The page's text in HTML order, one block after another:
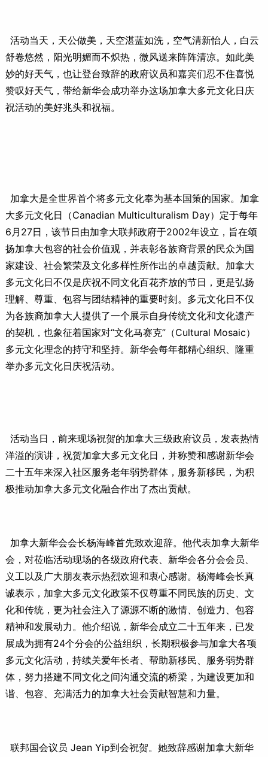
活动当天，天公做美，天空湛蓝如洗，空气清新怡人，白云
舒卷悠然，阳光明媚而不炽热，微风送来阵阵清凉。如此美
妙的好天气，也让登台致辞的政府议员和嘉宾们忍不住喜悦
赞叹好天气，带给新华会成功举办这场加拿大多元文化日庆
祝活动的美好兆头和祝福。
加拿大是全世界首个将多元文化奉为基本国策的国家。加拿
大多元文化日（Canadian Multiculturalism Day）定于每年
6月27日，该节日由加拿大联邦政府于2002年设立，旨在颂
扬加拿大包容的社会价值观，并表彰各族裔背景的民众为国
家建设、社会繁荣及文化多样性所作出的卓越贡献。加拿大
多元文化日不仅是庆祝不同文化百花齐放的节日，更是弘扬
理解、尊重、包容与团结精神的重要时刻。多元文化日不仅
为各族裔加拿大人提供了一个展示自身传统文化和文化遗产
的契机，也象征着国家对“文化马赛克”（Cultural Mosaic）
多元文化理念的持守和坚持。新华会每年都精心组织、隆重
举办多元文化日庆祝活动。
活动当日，前来现场祝贺的加拿大三级政府议员，发表热情
洋溢的演讲，祝贺加拿大多元文化日，并称赞和感谢新华会
二十五年来深入社区服务老年弱势群体，服务新移民，为积
极推动加拿大多元文化融合作出了杰出贡献。
加拿大新华会会长杨海峰首先致欢迎辞。他代表加拿大新华
会，对莅临活动现场的各级政府代表、新华会各分会会员、
义工以及广大朋友表示热烈欢迎和衷心感谢。杨海峰会长真
诚表示，加拿大多元文化政策不仅尊重不同民族的历史、文
化和传统，更为社会注入了源源不断的激情、创造力、包容
精神和发展动力。他介绍说，新华会成立二十五年来，已发
展成为拥有24个分会的公益组织，长期积极参与加拿大各项
多元文化活动，持续关爱年长者、帮助新移民、服务弱势群
体，努力搭建不同文化之间沟通交流的桥梁，为建设更加和
谐、包容、充满活力的加拿大社会贡献智慧和力量。
联邦国会议员 Jean Yip到会祝贺。她致辞感谢加拿大新华